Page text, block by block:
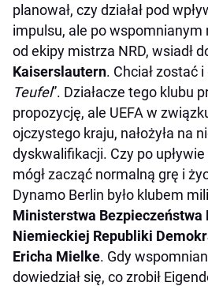
planował, czy działał pod
impulsu, ale po wspomnianym
od ekipy mistrza NRD, wsiadł
Kaiserslautern. Chciał zostać i
Teufel”. Działacze tego klubu
propozycję, ale UEFA w
ojczystego kraju, nałożyła na
dyskwalifikacji. Czy po
mógł zacząć normalną grę i
Dynamo Berlin było klubem
Ministerstwa Bezpieczeństwa
Niemieckiej Republiki
Ericha Mielke. Gdy
dowiedział się, co zrobił